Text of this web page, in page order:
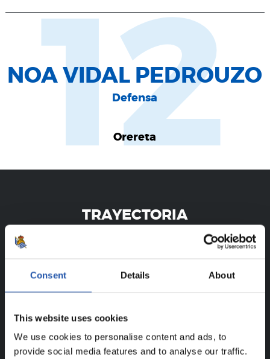
Consent Details About
This website uses cookies
We use cookies to personalise content and ads, to
provide social media features and to analyse our traffic.
NOA VIDAL PEDROUZO
Defensa
Orereta
12
TRAYECTORIA
¡SOLO PARA USUARIOS
Este contenido es solo para los usuarios registrados en
nuestra web.